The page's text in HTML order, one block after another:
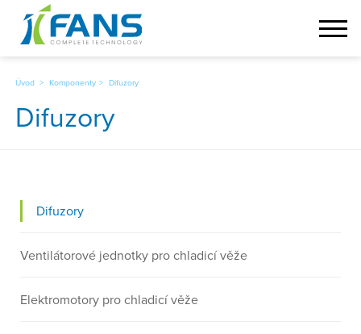
Úvod Komponenty Difuzory
Difuzory
Zvolte
kategorii
Difuzory
Ventilátorové jednotky pro chladicí věže
Elektromotory pro chladicí věže